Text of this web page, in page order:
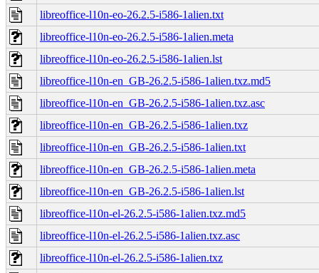
libreoffice-l10n-eo-26.2.5-i586-1alien.txt
libreoffice-l10n-eo-26.2.5-i586-1alien.meta
libreoffice-l10n-eo-26.2.5-i586-1alien.lst
libreoffice-l10n-en_GB-26.2.5-i586-1alien.txz.md5
libreoffice-l10n-en_GB-26.2.5-i586-1alien.txz.asc
libreoffice-l10n-en_GB-26.2.5-i586-1alien.txz
libreoffice-l10n-en_GB-26.2.5-i586-1alien.txt
libreoffice-l10n-en_GB-26.2.5-i586-1alien.meta
libreoffice-l10n-en_GB-26.2.5-i586-1alien.lst
libreoffice-l10n-el-26.2.5-i586-1alien.txz.md5
libreoffice-l10n-el-26.2.5-i586-1alien.txz.asc
libreoffice-l10n-el-26.2.5-i586-1alien.txz